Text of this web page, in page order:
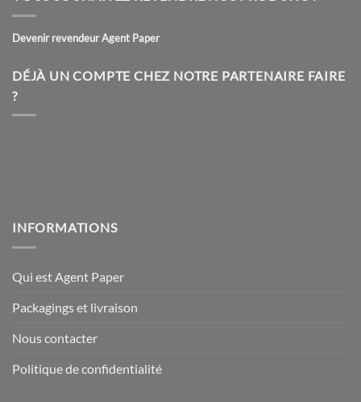
Devenir revendeur Agent Paper
DÉJÀ UN COMPTE CHEZ NOTRE PARTENAIRE FAIRE
?
INFORMATIONS
Qui est Agent Paper
Packagings et livraison
Nous contacter
Politique de confidentialité